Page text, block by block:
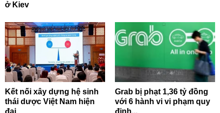
ở Kiev
Kết nối xây dựng hệ sinh
thái dược Việt Nam hiện
Grab bị phạt 1,36 tỷ đồng
với 6 hành vi vi phạm quy